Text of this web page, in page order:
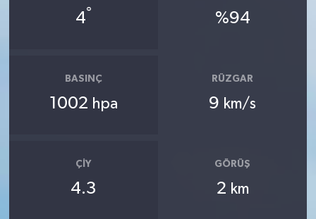
4° %94
BASINÇ
1002 hpa
RÜZGAR
9 km/s
ÇIY
4.3
GÖRÜŞ
2 km